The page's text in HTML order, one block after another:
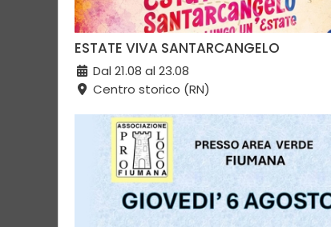
ESTATE VIVA SANTARCANGELO
Dal 21.08 al 23.08
Centro storico (RN)